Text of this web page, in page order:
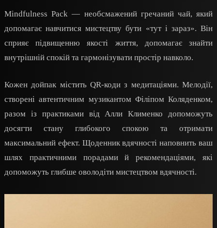
Mindfulness Pack — необсмажений гречаний чай, який
допомагає навчитися мистецтву бути «тут і зараз». Він
сприяє підвищенню якості життя, допомагає знайти
внутрішній спокій та гармонізувати простір навколо.
Кожен дойпак містить QR-коди з медитаціями. Мелодії,
створені автентичним музикантом Філіпом Коляденком,
разом із практиками від Алли Клименко допоможуть
досягти стану глибокого спокою та отримати
максимальний ефект. Щоденник вдячності наповнить ваш
шлях практичними порадами й рекомендаціями, які
допоможуть глибше оволодіти мистецтвом вдячності.